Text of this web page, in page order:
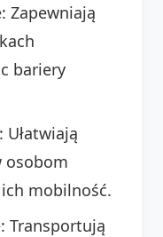
Zapewniają
bariery
Ułatwiają
osobom
mobilność.
Transportują